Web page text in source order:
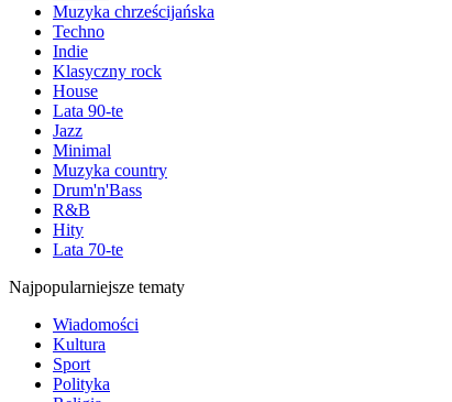
Muzyka chrześcijańska
Techno
Indie
Klasyczny rock
House
Lata 90-te
Jazz
Minimal
Muzyka country
Drum'n'Bass
R&B
Hity
Lata 70-te
Najpopularniejsze tematy
Wiadomości
Kultura
Sport
Polityka